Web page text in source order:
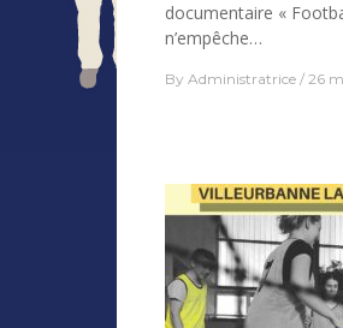
documentaire «
n’empêche…
By Administratrice 26